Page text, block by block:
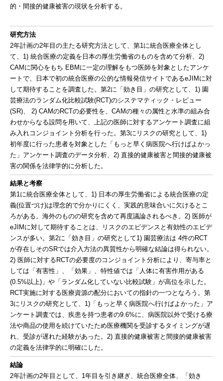
的・間接的健康被害の現状を分析する。
研究方法
2年計画の2年目の主たる研究方法として、第1に統合医療全体とし
て、1) 統合医療の定義を日本の厚生労働省のものを含めて分析、2)
CAMに関心をもち EBMに一定の理解をもつ医師を対象としたアンケ
ートで、日本で初の統合医療の公的な情報発信サイトであるeJIMに対
して期待することを調査した。第2に「効き目」の研究として、1) 園
芸療法のランダム化比較試験(RCT)のシステマティック・レビュー
(SR)、 2) CAMのRCTの必要性を、CAMの種々の属性と水準の組み合
わせからなる設問を用いて、上記の医師に対するアンケート調査に組
み入れコンジョイント分析を行った。第3にリスクの研究として、1)
初年度に行った患者を対象とした「もっと早く病医院へ行けばよかっ
た」アンケート調査のデータ分析、2) 直接的健康被害と間接的健康被
害の関係を法律学的に分析した。
結果と考察
第1に統合医療全体として、1) 日本の厚生労働省による統合医療の定
義(位置づけ)は理念的で分かりにくく、実践的意味合いに欠けるとこ
ろがある。海外のものの研究を含めて再度議論されるべき。2) 医師が
eJIMに対して期待することは、リスクのエビデンスと有効性のエビデ
ンスが多い。第2に「効き目」の研究として1) 園芸療法は 4件のRCT
が存在しそのSRでは介入方法の異質性から明確な結論は得られない。
2) 医師に対するRCTの必要度のコンジョイント分析により、寄与率と
しては「有害性」、「効果」、特性値では「人体に有害作用がある
(0.5%以上)」や「ランダム化していない比較試験」が高位を示した。
RCT実施に対する医療資源の配分においての指針の一つとなろう。第
3にリスクの研究として、1)「もっと早く病医院へ行けばよかった」ア
ンケート調査では、疾患を持つ患者の9.6%に、病医院以外で受ける療
法や商品の使用を続けていたため医療機関を受診するタイミングが遅
れ、受診が遅れた経験があった。2) 直接的健康被害と間接的健康被害
の定義を法律学的に明確にした。
結論
2年計画の2年目として、1年目を引き継ぎ、統合医療全体、「効き